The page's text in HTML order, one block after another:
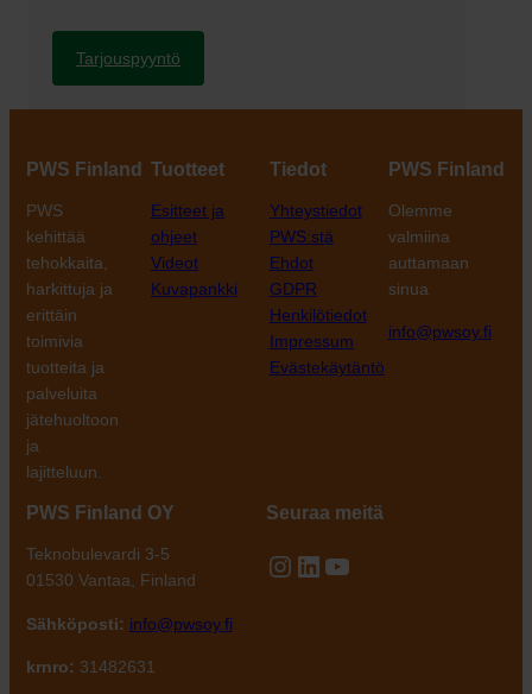
Tarjouspyyntö
PWS Finland
PWS
kehittää
tehokkaita,
harkittuja ja
erittäin
toimivia
tuotteita ja
palveluita
jätehuoltoon
ja
lajitteluun.
Tuotteet
Esitteet ja
ohjeet
Videot
Kuvapankki
Tiedot
Yhteystiedot
PWS:stä
Ehdot
GDPR
Henkilötiedot
Impressum
Evästekäytäntö
PWS Finland
Olemme
valmiina
auttamaan
sinua
info@pwsoy.fi
PWS Finland OY
Teknobulevardi 3-5
01530 Vantaa, Finland
Sähköposti: info@pwsoy.fi
krnro: 31482631
Seuraa meitä
Instagram
LinkedIn
YouTube